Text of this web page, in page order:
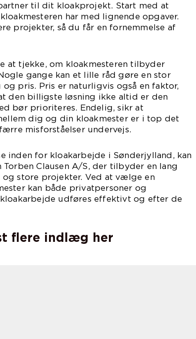
til dit kloakprojekt. Start med at
har med lignende opgaver.
projekter, så du får en fornemmelse af
at tjekke, om kloakmesteren tilbyder
gange kan et lille råd gøre en stor
pris. Pris er naturligvis også en faktor,
den billigste løsning ikke altid er den
bør prioriteres. Endelig, sikr at
dig og din kloakmester er i top det
misforståelser undervejs.
inden for kloakarbejde i Sønderjylland, kan
Clausen A/S, der tilbyder en lang
store projekter. Ved at vælge en
kan både privatpersoner og
udføres effektivt og efter de
flere indlæg her